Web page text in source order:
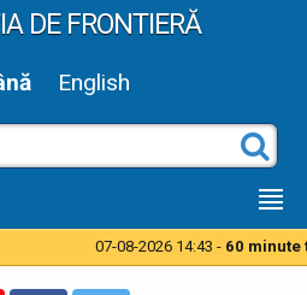
DE FRONTIERĂ
English
07-08-2026 14:43 -60 minute